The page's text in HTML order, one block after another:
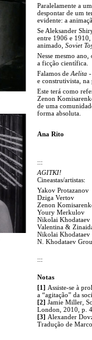
Paralelamente a
despontar de um
evidente: a
Se Aleksander
entre 1906 e
animado, Soviet
Nesse mesmo
a ficção científica.
Falamos de Aelita -
e construtivista,
Este terá como
Zenon
de uma
forma absoluta.
Ana Rito
:::
AGITKI!
Cineastas/artistas:
Yakov Protazanov
Dziga Vertov
Zenon
Youry Merkulov
Nikolai Khodataev
Valentina &
Nikolai
N. Khodataev
:::
Notas
[1] Assiste-se à
a “agitação” da
[2] Jamie Miller,
London, 2010, p.
[3] Alexander
Tradução de